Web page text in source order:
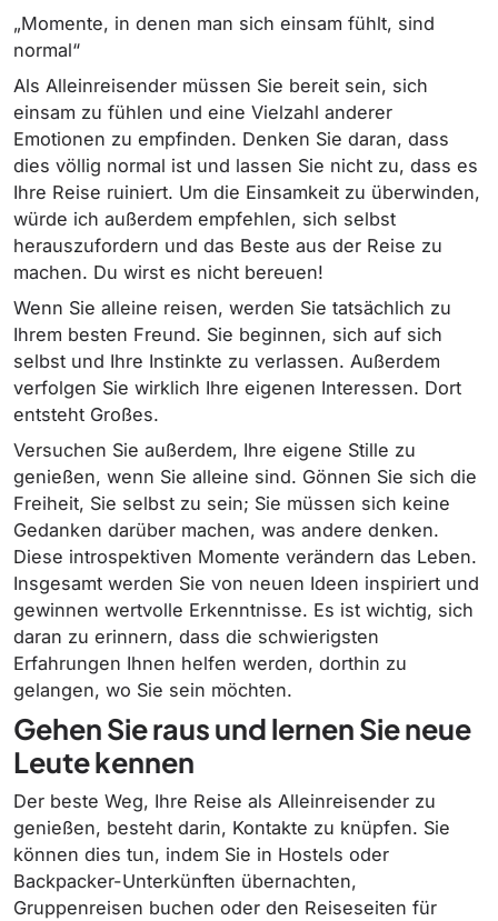
„Momente, in denen man sich einsam fühlt, sind
normal“
Als Alleinreisender müssen Sie bereit sein, sich
einsam zu fühlen und eine Vielzahl anderer
Emotionen zu empfinden. Denken Sie daran, dass
dies völlig normal ist und lassen Sie nicht zu, dass es
Ihre Reise ruiniert. Um die Einsamkeit zu überwinden,
würde ich außerdem empfehlen, sich selbst
herauszufordern und das Beste aus der Reise zu
machen. Du wirst es nicht bereuen!
Wenn Sie alleine reisen, werden Sie tatsächlich zu
Ihrem besten Freund. Sie beginnen, sich auf sich
selbst und Ihre Instinkte zu verlassen. Außerdem
verfolgen Sie wirklich Ihre eigenen Interessen. Dort
entsteht Großes.
Versuchen Sie außerdem, Ihre eigene Stille zu
genießen, wenn Sie alleine sind. Gönnen Sie sich die
Freiheit, Sie selbst zu sein; Sie müssen sich keine
Gedanken darüber machen, was andere denken.
Diese introspektiven Momente verändern das Leben.
Insgesamt werden Sie von neuen Ideen inspiriert und
gewinnen wertvolle Erkenntnisse. Es ist wichtig, sich
daran zu erinnern, dass die schwierigsten
Erfahrungen Ihnen helfen werden, dorthin zu
gelangen, wo Sie sein möchten.
Gehen Sie raus und lernen Sie neue
Leute kennen
Der beste Weg, Ihre Reise als Alleinreisender zu
genießen, besteht darin, Kontakte zu knüpfen. Sie
können dies tun, indem Sie in Hostels oder
Backpacker-Unterkünften übernachten,
Gruppenreisen buchen oder den Reiseseiten für